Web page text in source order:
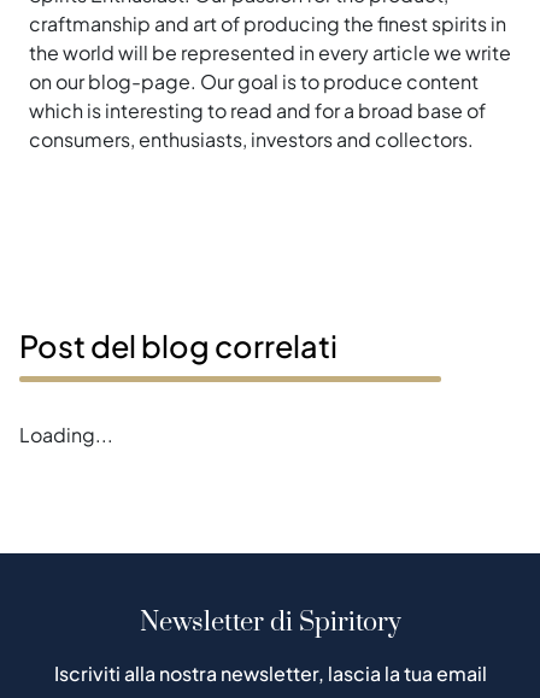
craftmanship and art of producing the finest spirits in
the world will be represented in every article we write
on our blog-page. Our goal is to produce content
which is interesting to read and for a broad base of
consumers, enthusiasts, investors and collectors.
Post del blog correlati
Loading...
Newsletter di Spiritory
Iscriviti alla nostra newsletter, lascia la tua email